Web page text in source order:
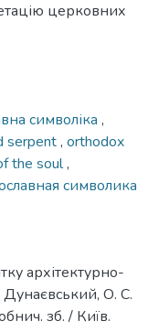
церковних
символіка ,
serpent, orthodox
the soul,
символика
архітектурно-
Дунаєвський, О. С.
зб. / Київ.